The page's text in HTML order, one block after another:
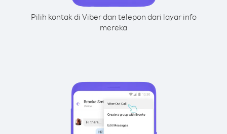
Pilih kontak di Viber dan telepon dari layar info
mereka